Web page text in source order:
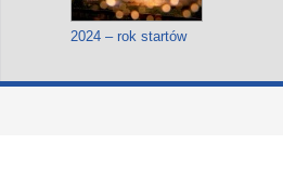
2024 – rok startów